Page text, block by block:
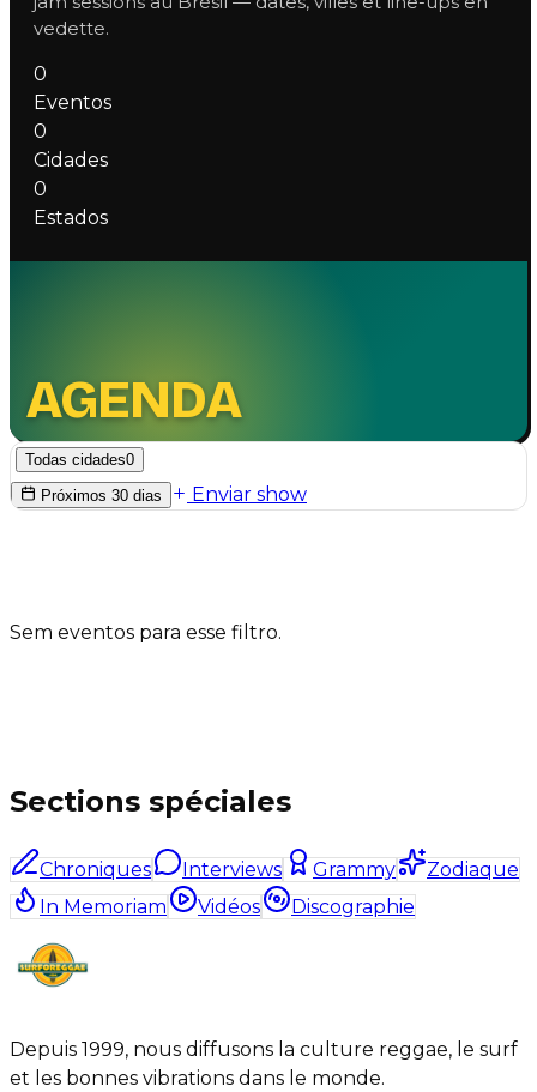
vedette.
0
Eventos
0
Cidades
0
Estados
AGENDA
Todas cidades0
Próximos 30 dias
Enviar show
Sem eventos para esse filtro.
Sections spéciales
Chroniques Interviews Grammy
Zodiaque
In Memoriam
Vidéos Discographie
Depuis 1999, nous diffusons la culture reggae, le surf
et les bonnes vibrations dans le monde.